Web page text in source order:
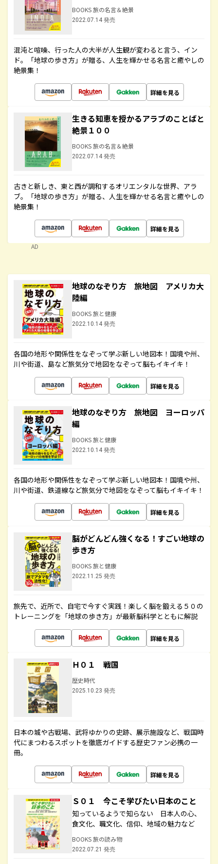
BOOKS 旅の名言＆絶景
2022.07.14 発売
混沌と喧噪、行った人の大半が人生観が変わると言う、イン
ド。「地球の歩き方」が贈る、人生を輝かせる名言と癒やしの
絶景集！
詳細を見る
生きる知恵を授かるアラブのことばと
絶景１００
BOOKS 旅の名言＆絶景
2022.07.14 発売
古きと新しき、東と西が調和するオリエンタルな世界、アラ
ブ。「地球の歩き方」が贈る、人生を輝かせる名言と癒やしの
絶景集！
詳細を見る
AD
地球のなぞり方 旅地図 アメリカ大
陸編
BOOKS 旅と健康
2022.10.14 発売
各国の地形や関係性をなぞって学ぶ新しい地図本！国境や州、
川や街道、島など旅気分で地図をなぞって脳もイキイキ！
詳細を見る
地球のなぞり方 旅地図 ヨーロッパ
編
BOOKS 旅と健康
2022.10.14 発売
各国の地形や関係性をなぞって学ぶ新しい地図本！国境や州、
川や街道、鉄道線など旅気分で地図をなぞって脳もイキイキ！
詳細を見る
脳がどんどん強くなる！すごい地球の
歩き方
BOOKS 旅と健康
2022.11.25 発売
旅先で、近所で、自宅で今すぐ実践！楽しく脳を鍛える５０の
トレーニングを「地球の歩き方」が最新脳科学とともに解説
詳細を見る
Ｈ０１ 戦国
歴史時代
2025.10.23 発売
日本の城や古戦場、武将ゆかりの史跡、展示施設など、戦国時
代にまつわるスポットを徹底ガイドする歴史ファン必携の一
冊。
詳細を見る
Ｓ０１ 今こそ学びたい日本のこと
知っているようで知らない 日本人の心、
食文化、職文化、信仰、地域の魅力など
BOOKS 旅の読み物
2022.07.21 発売